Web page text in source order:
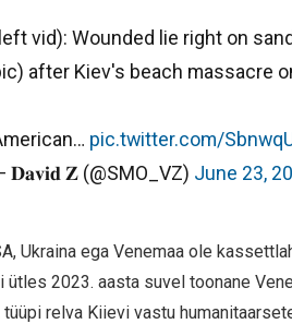
vid): Wounded lie right on
after Kiev's beach massacre
pic.twitter.com/
𝐃𝐚𝐯𝐢𝐝 𝐙 (@SMO_VZ) June 23,
Ukraina ega Venemaa ole
ütles 2023. aasta suvel toonane
tüüpi relva Kiievi vastu